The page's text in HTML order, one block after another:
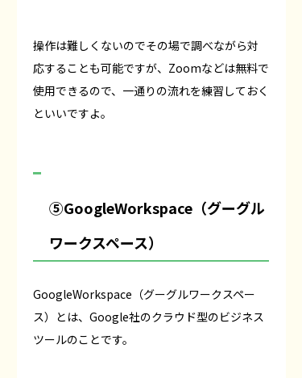
操作は難しくないのでその場で調べながら対
応することも可能ですが、Zoomなどは無料で
使用できるので、一通りの流れを練習しておく
といいですよ。
⑤GoogleWorkspace（グーグル
ワークスペース）
GoogleWorkspace（グーグルワークスペー
ス）とは、Google社のクラウド型のビジネス
ツールのことです。